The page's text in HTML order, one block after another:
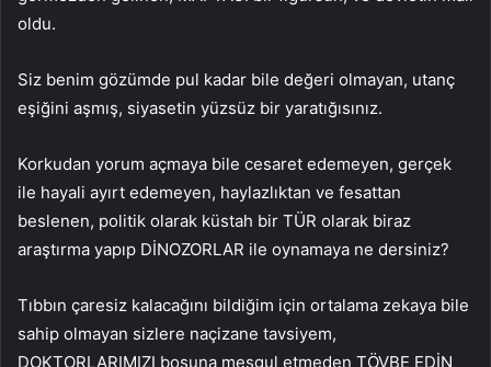
oldu.
Siz benim gözümde pul kadar bile değeri olmayan, utanç
eşiğini aşmış, siyasetin yüzsüz bir yaratığısınız.
Korkudan yorum açmaya bile cesaret edemeyen, gerçek
ile hayali ayırt edemeyen, haylazlıktan ve fesattan
beslenen, politik olarak küstah bir TÜR olarak biraz
araştırma yapıp DİNOZORLAR ile oynamaya ne dersiniz?
Tıbbın çaresiz kalacağını bildiğim için ortalama zekaya bile
sahip olmayan sizlere naçizane tavsiyem,
DOKTORLARIMIZI boşuna meşgul etmeden TÖVBE EDİN